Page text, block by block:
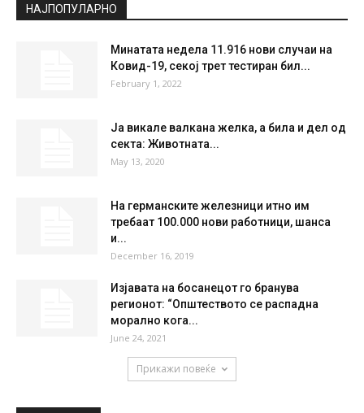
НАЈПОПУЛАРНО
Минатата недела 11.916 нови случаи на
Ковид-19, секој трет тестиран бил...
February 1, 2022
Ја викале валкана желка, а била и дел од
секта: Животната...
May 13, 2020
На германските железници итно им
требаат 100.000 нови работници, шанса
и...
December 16, 2019
Изјавата на босанецот го бранува
регионот: “Општеството се распадна
морално кога...
June 24, 2021
Прикажи повеќе